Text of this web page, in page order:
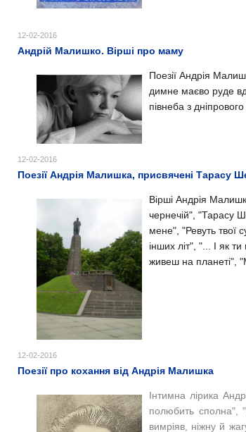
12-02-2016
Андрій Малишко. Вірші про маму
Поезії Андрія
димне маєво руде
півнеба з
12-02-2016
Поезії Андрія Малишка, присвячені Тарасу
Вірші Андрія
чернечій", "Тарасу
мене", "Ревуть твої
інших літ", "... І як
живеш на планеті",
12-02-2016
Поезії про кохання від Андрія Малишка
Інтимна лірика
полюбить
вимріяв, ніжну й